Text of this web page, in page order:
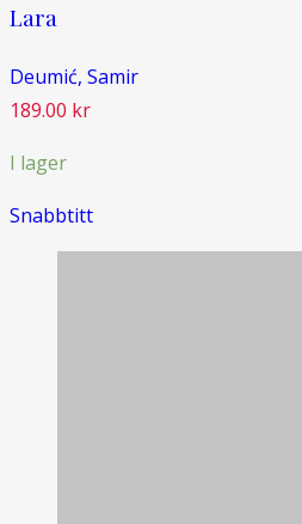
Lara
Deumić, Samir
189.00 kr
I lager
Snabbtitt